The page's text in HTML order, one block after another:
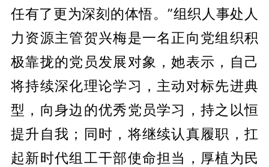
任有了更为深刻的体悟。”组织人事处人
力资源主管贺兴梅是一名正向党组织积
极靠拢的党员发展对象，她表示，自己
将持续深化理论学习，主动对标先进典
型，向身边的优秀党员学习，持之以恒
提升自我；同时，将继续认真履职，扛
起新时代组工干部使命担当，厚植为民